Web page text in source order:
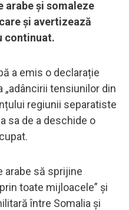
arabe și somaleze
și avertizează
continuat.
a emis o declarație
tensiunilor din
regiunii separatiste
sa de a deschide o
arabe să sprijine
toate mijloacele” și
între Somalia și